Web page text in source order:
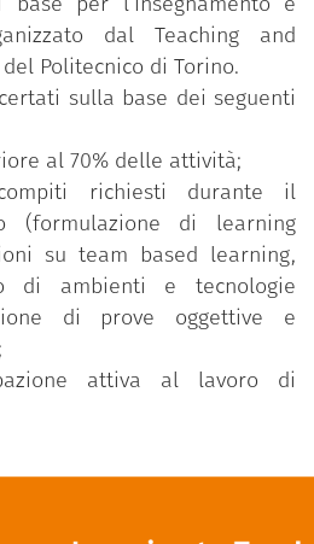
dal Teaching and
Politecnico di Torino.
sulla base dei seguenti
al 70% delle attività;
richiesti durante il
(formulazione di learning
su team based learning,
di ambienti e tecnologie
di prove oggettive e
attiva al lavoro di